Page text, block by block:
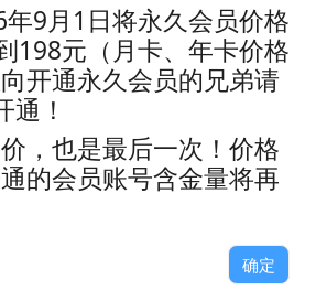
☆
浏览热度: (20.8K)
9月1日将永久会员价格
198元（月卡、年卡价格
开通永久会员的兄弟请
！
，也是最后一次！价格
的会员账号含金量将再
确定